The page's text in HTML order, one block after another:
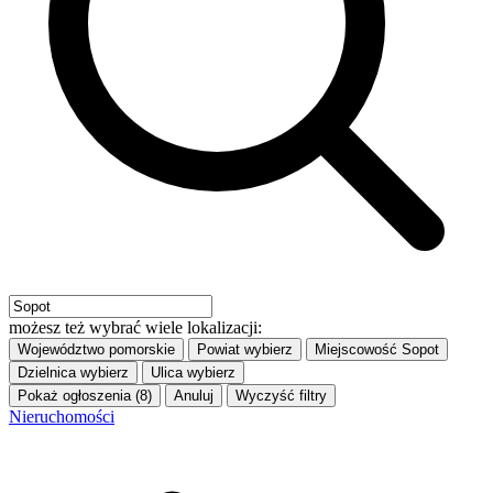
możesz też wybrać wiele lokalizacji:
Województwo pomorskie Powiat wybierz Miejscowość Sopot
Dzielnica wybierz Ulica wybierz
Pokaż ogłoszenia (8)
Anuluj Wyczyść filtry
Nieruchomości